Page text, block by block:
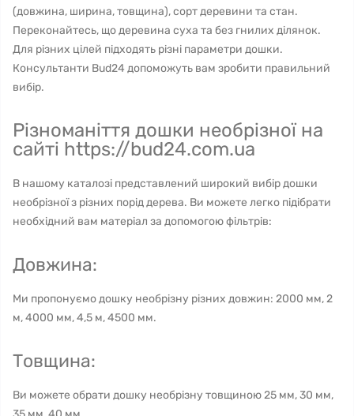
(довжина, ширина, товщина), сорт деревини та стан.
Переконайтесь, що деревина суха та без гнилих ділянок.
Для різних цілей підходять різні параметри дошки.
Консультанти Bud24 допоможуть вам зробити правильний
вибір.
Різноманіття дошки необрізної на
сайті https://bud24.com.ua
В нашому каталозі представлений широкий вибір дошки
необрізної з різних порід дерева. Ви можете легко підібрати
необхідний вам матеріал за допомогою фільтрів:
Довжина:
Ми пропонуємо дошку необрізну різних довжин: 2000 мм, 2
м, 4000 мм, 4,5 м, 4500 мм.
Товщина:
Ви можете обрати дошку необрізну товщиною 25 мм, 30 мм,